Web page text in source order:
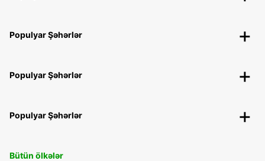
Populyar Şəhərlər
Populyar Şəhərlər
Populyar Şəhərlər
Bütün ölkələr